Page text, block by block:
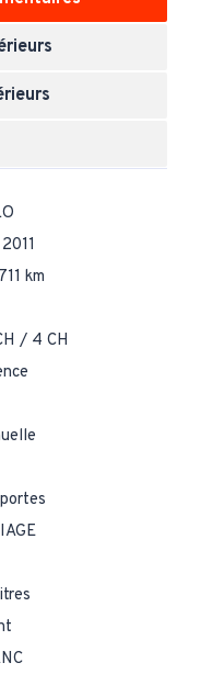
km
/ 4 CH